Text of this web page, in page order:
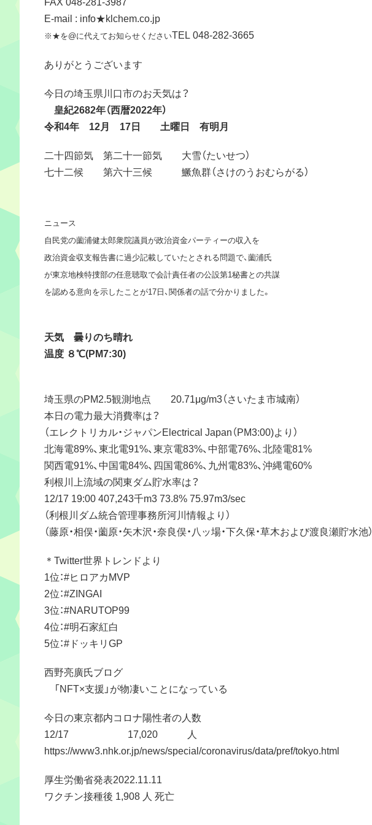
E-mail : info★klchem.co.jp
※★を@に代えてお知らせくださいTEL 048-282-3665
ありがとうございます
今日の埼玉県川口市のお天気は？
皇紀2682年（西暦2022年）
令和4年 12月 17日 土曜日 有明月
二十四節気 第二十一節気 大雪（たいせつ）
七十二候 第六十三候 鱖魚群（さけのうおむらがる）
ニュース
自民党の薗浦健太郎衆院議員が政治資金パーティーの収入を
政治資金収支報告書に過少記載していたとされる問題で、薗浦氏
が東京地検特捜部の任意聴取で会計責任者の公設第1秘書との共謀
を認める意向を示したことが17日、関係者の話で分かりました。
天気 曇りのち晴れ
温度 ８℃(PM7:30)
埼玉県のPM2.5観測地点 20.71μg/m3（さいたま市城南）
本日の電力最大消費率は？
（エレクトリカル・ジャパンElectrical Japan（PM3:00)より）
北海電89%、東北電91%、東京電83%、中部電76%、北陸電81%
関西電91%、中国電84%、四国電86%、九州電83%、沖縄電60%
利根川上流域の関東ダム貯水率は？
12/17 19:00 407,243千m3 73.8% 75.97m3/sec
（利根川ダム統合管理事務所河川情報より）
（藤原・相俣・薗原・矢木沢・奈良俣・八ッ場・下久保・草木および渡良瀬貯水池）
＊Twitter世界トレンドより
1位：#ヒロアカMVP
2位：#ZINGAI
3位：#NARUTOP99
4位：#明石家紅白
5位：#ドッキリGP
西野亮廣氏ブログ
「NFT×支援」が物凄いことになっている
今日の東京都内コロナ陽性者の人数
12/17 17,020 人
https://www3.nhk.or.jp/news/special/coronavirus/data/pref/tokyo.html
厚生労働省発表2022.11.11
ワクチン接種後 1,908 人 死亡